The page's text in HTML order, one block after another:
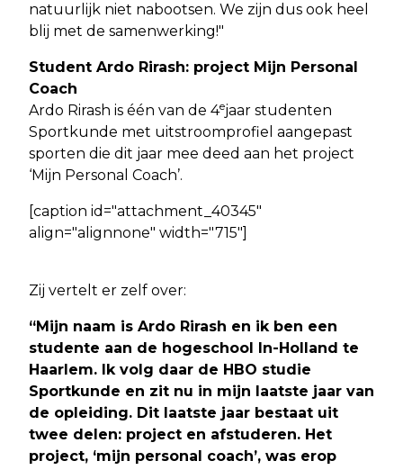
natuurlijk niet nabootsen. We zijn dus ook heel
blij met de samenwerking!"
Student Ardo Rirash: project Mijn Personal
Coach
Ardo Rirash is één van de 4ejaar studenten
Sportkunde met uitstroomprofiel aangepast
sporten die dit jaar mee deed aan het project
‘Mijn Personal Coach’.
[caption id="attachment_40345"
align="alignnone" width="715"]
Zij vertelt er zelf over:
“Mijn naam is Ardo Rirash en ik ben een
studente aan de hogeschool In-Holland te
Haarlem. Ik volg daar de HBO studie
Sportkunde en zit nu in mijn laatste jaar van
de opleiding. Dit laatste jaar bestaat uit
twee delen: project en afstuderen. Het
project, ‘mijn personal coach’, was erop